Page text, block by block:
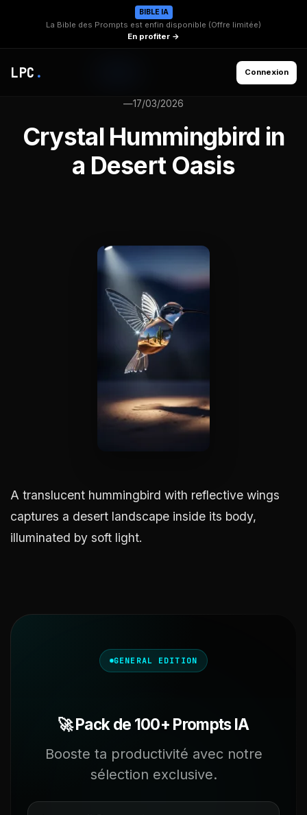
BIBLE IA
La Bible des Prompts est enfin disponible (Offre limitée)
En profiter →
LPC . Connexion
—17/03/2026
Crystal Hummingbird in
a Desert Oasis
A translucent hummingbird with reflective wings
captures a desert landscape inside its body,
illuminated by soft light.
GENERAL EDITION
🚀 Pack de 100+ Prompts IA
Booste ta productivité avec notre
sélection exclusive.